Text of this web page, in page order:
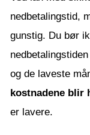
nedbetalingstid,
gunstig. Du bør
og de laveste
kostnadene blir
er lavere.